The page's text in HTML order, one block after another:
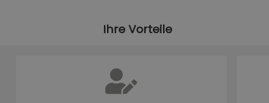
Ihre Vorteile